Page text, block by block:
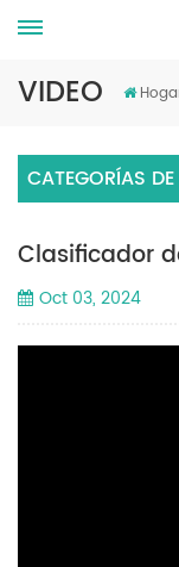
VIDEO
CATEGORÍAS
Clasificador
Oct 03, 2024